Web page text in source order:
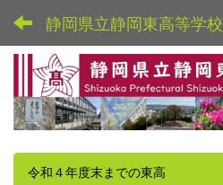
静岡県立静岡東高等学校
令和４年度末までの東高